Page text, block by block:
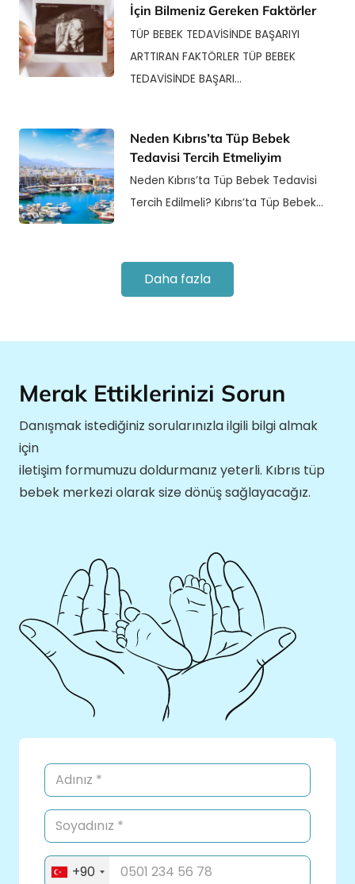
İçin Bilmeniz Gereken Faktörler
TÜP BEBEK TEDAVİSİNDE BAŞARIYI
ARTTIRAN FAKTÖRLER TÜP BEBEK
TEDAVİSİNDE BAŞARI…
Neden Kıbrıs’ta Tüp Bebek
Tedavisi Tercih Etmeliyim
Neden Kıbrıs’ta Tüp Bebek Tedavisi
Tercih Edilmeli? Kıbrıs’ta Tüp Bebek…
Daha fazla
Merak Ettiklerinizi Sorun
Danışmak istediğiniz sorularınızla ilgili bilgi almak
için
iletişim formumuzu doldurmanız yeterli. Kıbrıs tüp
bebek merkezi olarak size dönüş sağlayacağız.
+90